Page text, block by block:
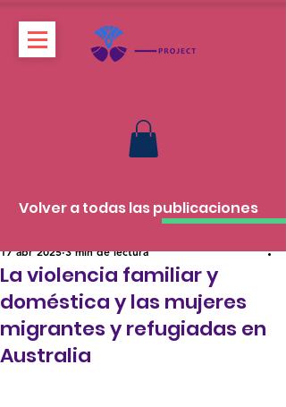
La violencia familiar y
doméstica y las mujeres
migrantes y refugiadas en
Australia
17 abr 2025 3 min de lectura
Volver a todas las publicaciones